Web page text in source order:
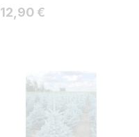
Hinta
12,90 €